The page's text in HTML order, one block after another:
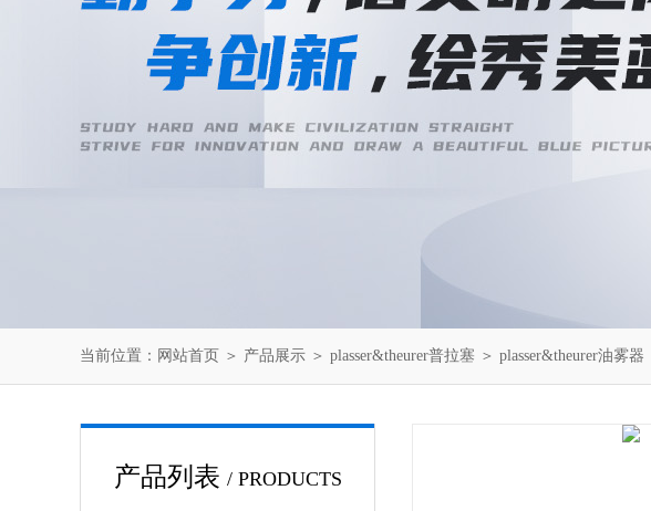
当前位置： 网站首页 ＞ 产品展示 ＞ plasser&theurer普拉塞 ＞ plasser&theurer油雾器
产品列表 / PRODUCTS